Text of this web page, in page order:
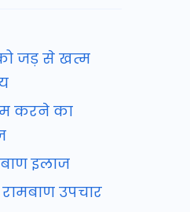
जड़ से खत्म
करने का
इलाज
उपचार